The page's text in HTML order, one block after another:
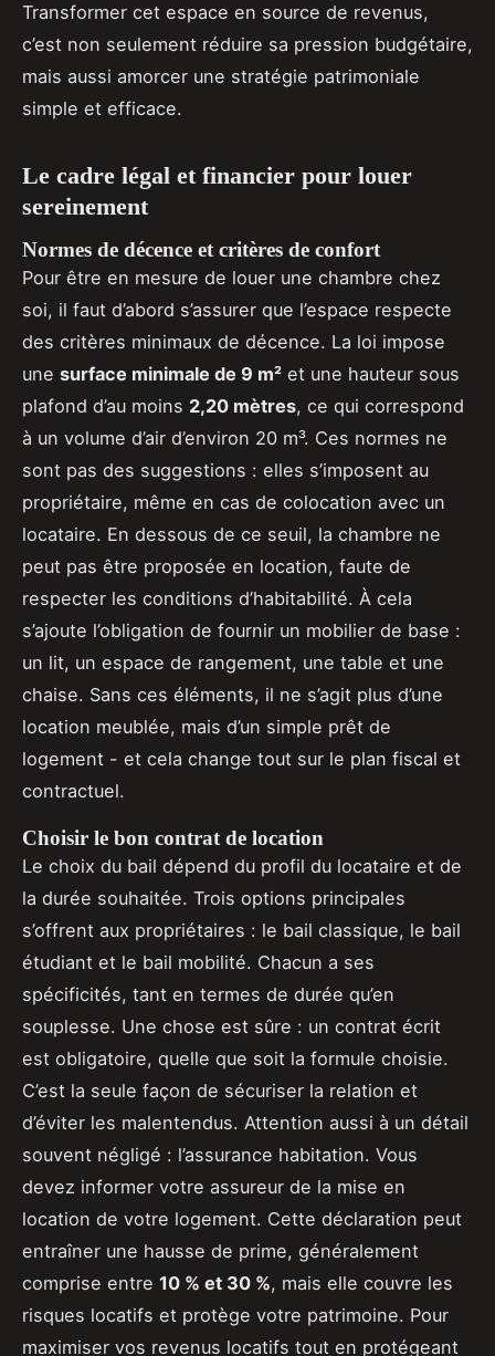
Transformer cet espace en source de revenus,
c’est non seulement réduire sa pression budgétaire,
mais aussi amorcer une stratégie patrimoniale
simple et efficace.
Le cadre légal et financier pour louer
sereinement
Normes de décence et critères de confort
Pour être en mesure de louer une chambre chez
soi, il faut d’abord s’assurer que l’espace respecte
des critères minimaux de décence. La loi impose
une surface minimale de 9 m² et une hauteur sous
plafond d’au moins 2,20 mètres, ce qui correspond
à un volume d’air d’environ 20 m³. Ces normes ne
sont pas des suggestions : elles s’imposent au
propriétaire, même en cas de colocation avec un
locataire. En dessous de ce seuil, la chambre ne
peut pas être proposée en location, faute de
respecter les conditions d’habitabilité. À cela
s’ajoute l’obligation de fournir un mobilier de base :
un lit, un espace de rangement, une table et une
chaise. Sans ces éléments, il ne s’agit plus d’une
location meublée, mais d’un simple prêt de
logement - et cela change tout sur le plan fiscal et
contractuel.
Choisir le bon contrat de location
Le choix du bail dépend du profil du locataire et de
la durée souhaitée. Trois options principales
s’offrent aux propriétaires : le bail classique, le bail
étudiant et le bail mobilité. Chacun a ses
spécificités, tant en termes de durée qu’en
souplesse. Une chose est sûre : un contrat écrit
est obligatoire, quelle que soit la formule choisie.
C’est la seule façon de sécuriser la relation et
d’éviter les malentendus. Attention aussi à un détail
souvent négligé : l’assurance habitation. Vous
devez informer votre assureur de la mise en
location de votre logement. Cette déclaration peut
entraîner une hausse de prime, généralement
comprise entre 10 % et 30 %, mais elle couvre les
risques locatifs et protège votre patrimoine. Pour
maximiser vos revenus locatifs tout en protégeant